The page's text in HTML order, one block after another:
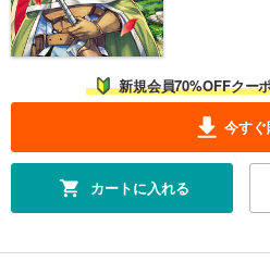
新規会員70%OFFクー
今すぐ
カートに入れる